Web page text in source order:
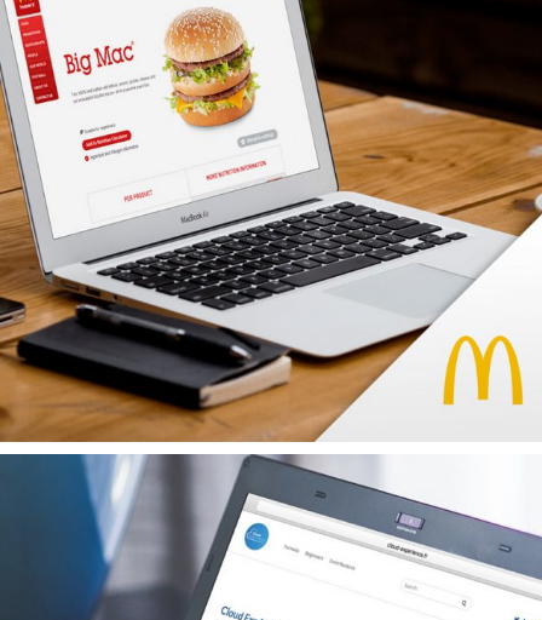
CROSS-MÉDIA EXPÉRIENCE UTILISATEUR MARQUE MOBILITÉ